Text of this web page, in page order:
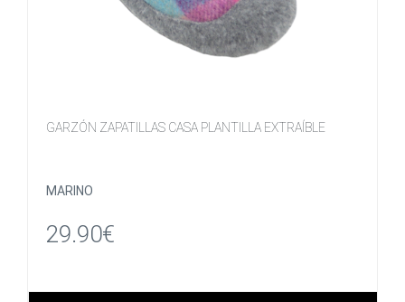
GARZÓN ZAPATILLAS CASA PLANTILLA EXTRAÍBLE
MARINO
29.90€